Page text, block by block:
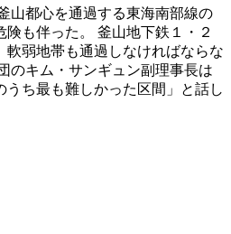
山都心を通過する東海南部線の
も伴った。 釜山地下鉄１・２
軟弱地帯も通過しなければならな
のキム・サンギュン副理事長は
うち最も難しかった区間」と話し